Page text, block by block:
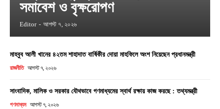
সমাবেশ ও বৃক্ষরোপণ
Editor - আগস্ট ৭, ২০২৬
মাহবুব আলী খানের ৪২তম শাহাদাত বার্ষিকীর দোয়া মাহফিলে অংশ নিয়েছেন প্রধানমন্ত্রী
রাজনীতি আগস্ট ৭, ২০২৬
সাংবাদিক, মালিক ও সরকার যৌথভাবে গণমাধ্যমের স্বার্থ রক্ষায় কাজ করছে : তথ্যমন্ত্রী
গণমাধ্যম আগস্ট ৭, ২০২৬